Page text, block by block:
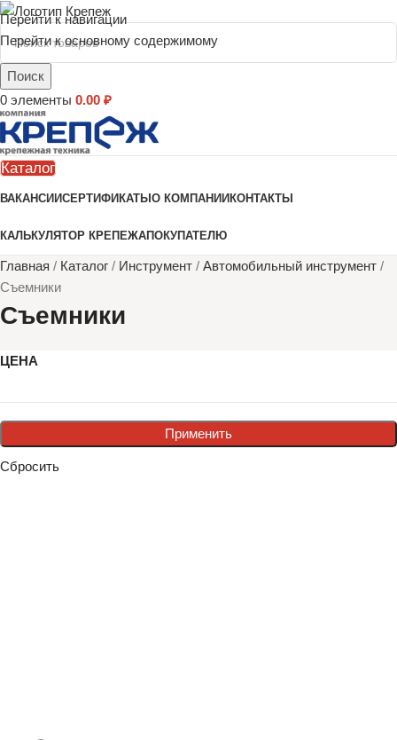
Перейти к навигации
Перейти к основному содержимому
Поиск
0 элементы 0.00 ₽
Каталог
ВАКАНСИИСЕРТИФИКАТЫ О КОМПАНИИ КОНТАКТЫ
КАЛЬКУЛЯТОР КРЕПЕЖАПОКУПАТЕЛЮ
Главная / Каталог / Инструмент / Автомобильный инструмент /
Съемники
Съемники
ЦЕНА
Применить
Сбросить